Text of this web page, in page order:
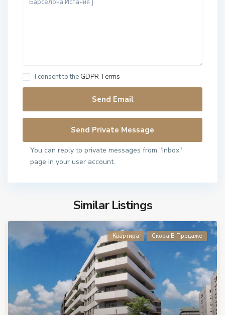
I consent to the GDPR Terms
You can reply to private messages from "Inbox"
page in your user account.
Similar Listings
Квартира Скора В Продаже